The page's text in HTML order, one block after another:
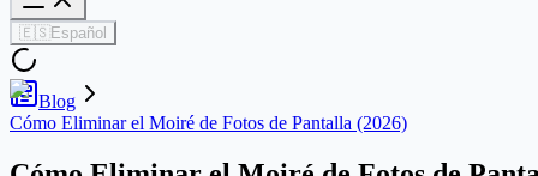
🇪🇸Español
Blog
Cómo Eliminar el Moiré de Fotos de Pantalla (2026)